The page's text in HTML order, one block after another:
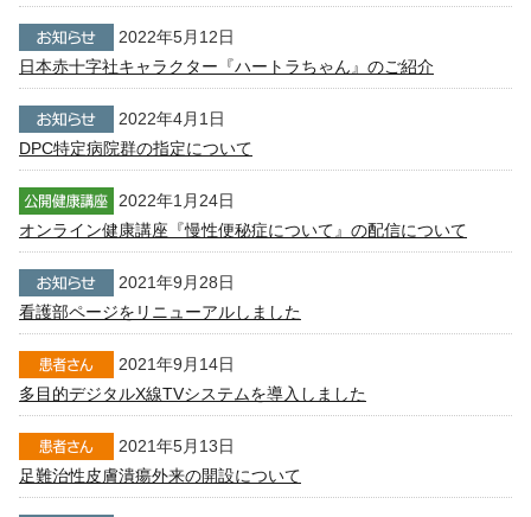
2022年5月12日
日本赤十字社キャラクター『ハートラちゃん』のご紹介
2022年4月1日
DPC特定病院群の指定について
2022年1月24日
オンライン健康講座『慢性便秘症について』の配信について
2021年9月28日
看護部ページをリニューアルしました
2021年9月14日
多目的デジタルX線TVシステムを導入しました
2021年5月13日
足難治性皮膚潰瘍外来の開設について